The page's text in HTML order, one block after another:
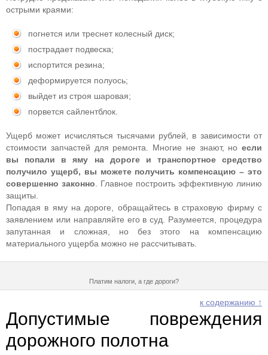
острыми краями:
погнется или треснет колесный диск;
пострадает подвеска;
испортится резина;
деформируется полуось;
выйдет из строя шаровая;
порвется сайлентблок.
Ущерб может исчисляться тысячами рублей, в зависимости от
стоимости запчастей для ремонта. Многие не знают, но если
вы попали в яму на дороге и транспортное средство
получило ущерб, вы можете получить компенсацию – это
совершенно законно . Главное построить эффективную линию
защиты.
Попадая в яму на дороге, обращайтесь в страховую фирму с
заявлением или направляйте его в суд. Разумеется, процедура
запутанная и сложная, но без этого на компенсацию
материального ущерба можно не рассчитывать.
Платим налоги, а где дороги?
к содержанию ↑
Допустимые повреждения
дорожного полотна